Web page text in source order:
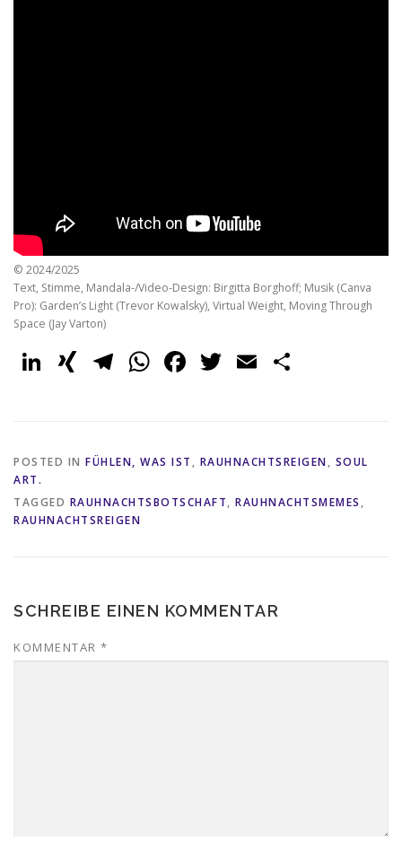
© 2024/2025
Text, Stimme, Mandala-/Video-Design: Birgitta Borghoff; Musik (Canva
Pro): Garden’s Light (Trevor Kowalsky), Virtual Weight, Moving Through
Space (Jay Varton)
LinkedIn
XINGTelegram
WhatsApp
Facebook
Twitter
Email
POSTED IN FÜHLEN, WAS IST , RAUHNACHTSREIGEN, SOUL
ART.
TAGGED RAUHNACHTSBOTSCHAFT, RAUHNACHTSMEMES ,
RAUHNACHTSREIGEN
SCHREIBE EINEN KOMMENTAR
KOMMENTAR *